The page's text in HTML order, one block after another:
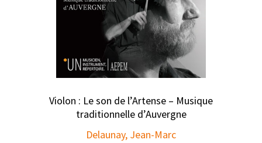
Violon : Le son de l’Artense – Musique
traditionnelle d’Auvergne
Delaunay, Jean-Marc